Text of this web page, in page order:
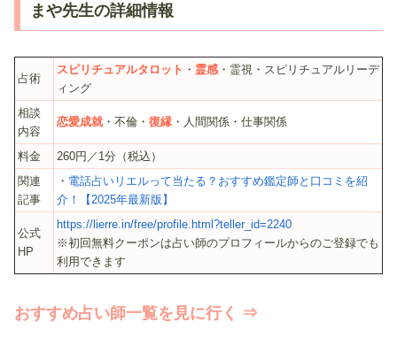
まや先生の詳細情報
占術
スピリチュアルタロット ・ 霊感 ・霊視・スピリチュアルリーデ
ィング
相談
内容
恋愛成就・不倫・ 復縁 ・人間関係・仕事関係
料金
260円／1分（税込）
関連
記事
・ 電話占いリエルって当たる？おすすめ鑑定師と口コミを紹
介！【2025年最新版】
公式
HP
https://lierre.in/free/profile.html?teller_id=2240
※初回無料クーポンは占い師のプロフィールからのご登録でも
利用できます
おすすめ占い師一覧を見に行く ⇒